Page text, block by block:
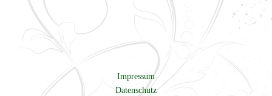
Impressum
Datenschutz